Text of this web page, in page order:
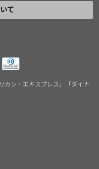
て
カン・エキスプレス」「ダイナ